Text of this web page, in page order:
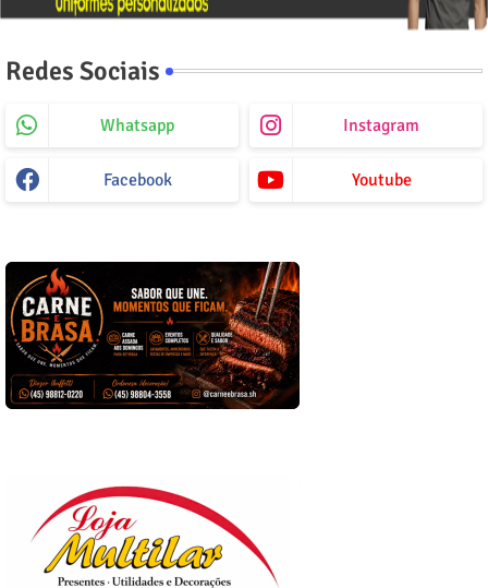
Redes Sociais
Whatsapp Instagram
Facebook Youtube